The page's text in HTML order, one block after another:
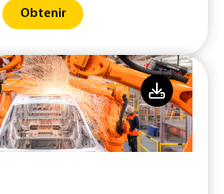
Obtenir